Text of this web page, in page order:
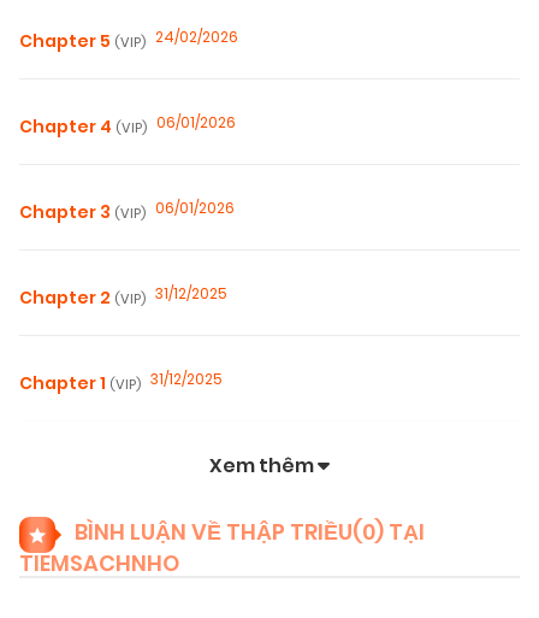
Chapter 5 (VIP) 24/02/2026
Chapter 4 (VIP) 06/01/2026
Chapter 3 (VIP) 06/01/2026
Chapter 2 (VIP) 31/12/2025
Chapter 1 (VIP) 31/12/2025
Xem thêm
BÌNH LUẬN VỀ THẬP TRIỀU(0) TẠI
TIEMSACHNHO